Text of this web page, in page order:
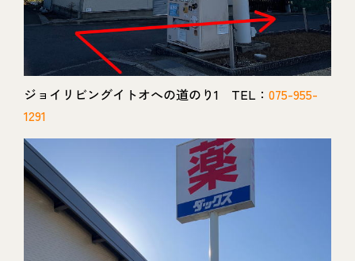
ジョイリビングイトオへの道のり1 TEL： 075-955-
1291